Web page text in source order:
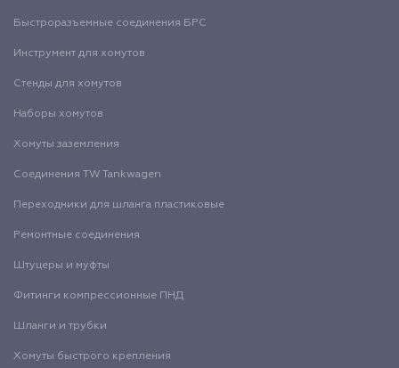
Быстроразъемные соединения БРС
Инструмент для хомутов
Стенды для хомутов
Наборы хомутов
Хомуты заземления
Соединения TW Tankwagen
Переходники для шланга пластиковые
Ремонтные соединения
Штуцеры и муфты
Фитинги компрессионные ПНД
Шланги и трубки
Хомуты быстрого крепления